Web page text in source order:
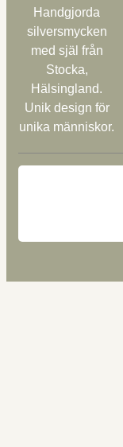
Handgjorda
silversmycken
med själ från
Stocka,
Hälsingland.
Unik design för
unika människor.